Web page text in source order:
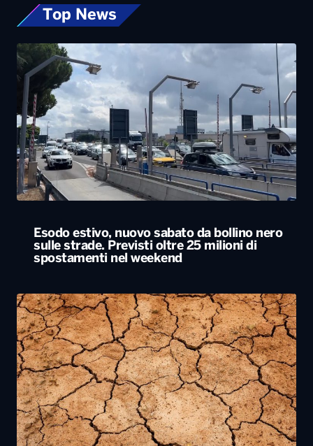
Top News
Esodo estivo, nuovo sabato da bollino nero
sulle strade. Previsti oltre 25 milioni di
spostamenti nel weekend